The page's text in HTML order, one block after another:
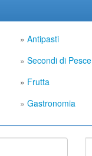
» Antipasti
» Secondi di Pesce
» Frutta
» Gastronomia